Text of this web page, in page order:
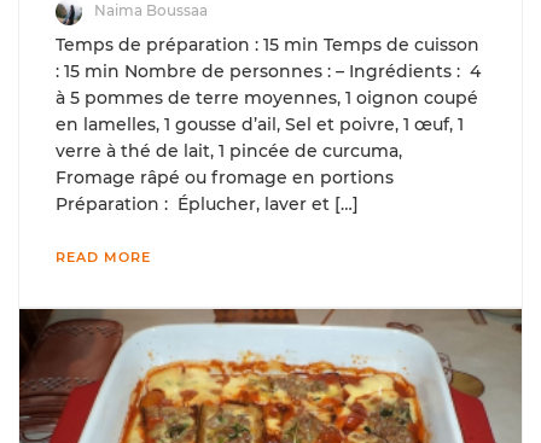
Naima Boussaa
Temps de préparation : 15 min Temps de cuisson
: 15 min Nombre de personnes : – Ingrédients : 4
à 5 pommes de terre moyennes, 1 oignon coupé
en lamelles, 1 gousse d’ail, Sel et poivre, 1 œuf, 1
verre à thé de lait, 1 pincée de curcuma,
Fromage râpé ou fromage en portions
Préparation : Éplucher, laver et […]
READ MORE